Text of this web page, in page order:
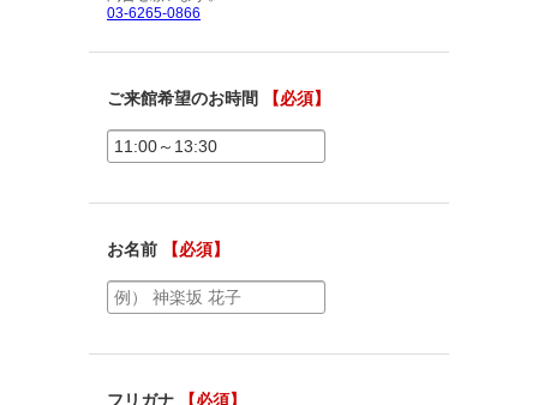
ご相談予約